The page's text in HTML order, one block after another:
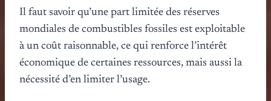
Il faut savoir qu’une part limitée des réserves
mondiales de combustibles fossiles est exploitable
à un coût raisonnable, ce qui renforce l’intérêt
économique de certaines ressources, mais aussi la
nécessité d’en limiter l’usage.